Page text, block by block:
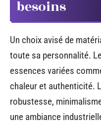
besoins
Un choix avisé de
toute sa personnalité.
essences variées
chaleur et authenticité.
robustesse,
une ambiance